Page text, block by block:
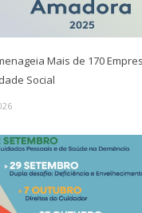
Mais de 170
Social